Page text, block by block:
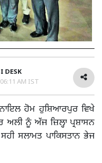
DESK
AM IST
ਹੋਮ ਹੁਸ਼ਿਆਰਪੁਰ ਵਿਖੇ
ਨੂੰ ਅੱਜ ਜ਼ਿਲ੍ਹਾ ਪ੍ਰਸ਼ਾਸਨ
ਸਲਾਮਤ ਪਾਕਿਸਤਾਨ ਭੇਜ